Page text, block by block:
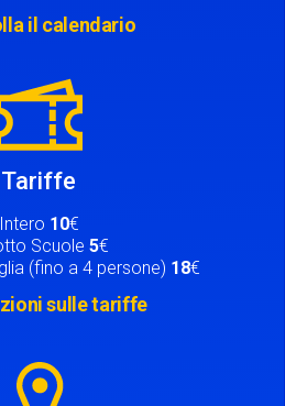
il calendario
Tariffe
Intero 10€
Scuole 5€
(fino a 4 persone) 18€
sulle tariffe